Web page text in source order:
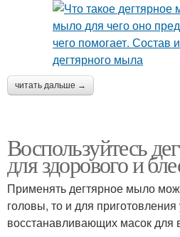
читать дальше →
Воспользуйтесь
для здорового и
Применять дегтярное мыло
головы, то и для
восстанавливающих масок для